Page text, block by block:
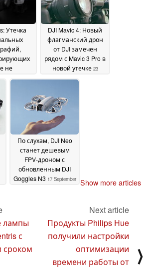
2024
Утечка
не
и
цены
05
2024
DJI Mavic 4: Новый
флагманский дрон
от DJI замечен
рядом с Mavic 3 Pro в
новой утечке 23
September 2024
По слухам, DJI Neo
станет дешевым
FPV-дроном с
обновленным DJI
Goggles N3 17 September
Show more articles
лампы
с
сроком
Next article
Продукты Philips Hue
получили настройки
оптимизации
времени работы от
⟩